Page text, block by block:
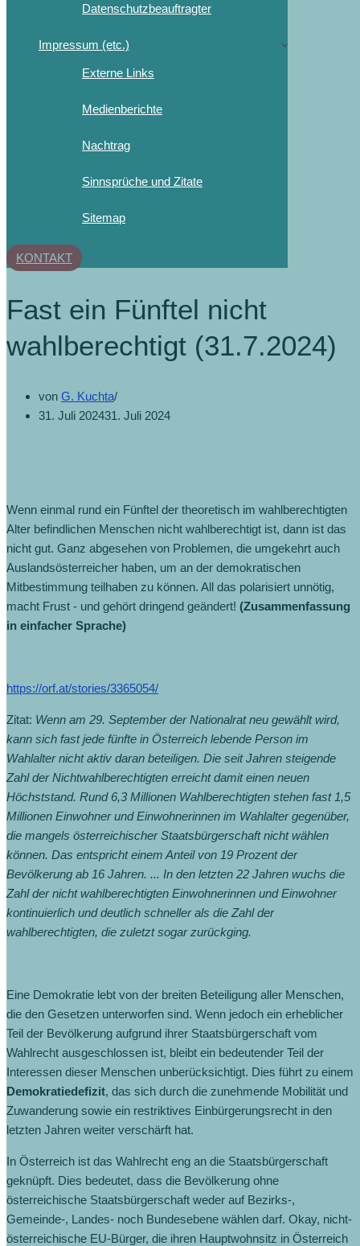
Datenschutzbeauftragter
Impressum (etc.)
Externe Links
Medienberichte
Nachtrag
Sinnsprüche und Zitate
Sitemap
KONTAKT
Fast ein Fünftel nicht
wahlberechtigt (31.7.2024)
von G. Kuchta
31. Juli 202431. Juli 2024
Wenn einmal rund ein Fünftel der theoretisch im wahlberechtigten
Alter befindlichen Menschen nicht wahlberechtigt ist, dann ist das
nicht gut. Ganz abgesehen von Problemen, die umgekehrt auch
Auslandsösterreicher haben, um an der demokratischen
Mitbestimmung teilhaben zu können. All das polarisiert unnötig,
macht Frust - und gehört dringend geändert! (Zusammenfassung
in einfacher Sprache)
https://orf.at/stories/3365054/
Zitat: Wenn am 29. September der Nationalrat neu gewählt wird,
kann sich fast jede fünfte in Österreich lebende Person im
Wahlalter nicht aktiv daran beteiligen. Die seit Jahren steigende
Zahl der Nichtwahlberechtigten erreicht damit einen neuen
Höchststand. Rund 6,3 Millionen Wahlberechtigten stehen fast 1,5
Millionen Einwohner und Einwohnerinnen im Wahlalter gegenüber,
die mangels österreichischer Staatsbürgerschaft nicht wählen
können. Das entspricht einem Anteil von 19 Prozent der
Bevölkerung ab 16 Jahren. ... In den letzten 22 Jahren wuchs die
Zahl der nicht wahlberechtigten Einwohnerinnen und Einwohner
kontinuierlich und deutlich schneller als die Zahl der
wahlberechtigten, die zuletzt sogar zurückging.
Eine Demokratie lebt von der breiten Beteiligung aller Menschen,
die den Gesetzen unterworfen sind. Wenn jedoch ein erheblicher
Teil der Bevölkerung aufgrund ihrer Staatsbürgerschaft vom
Wahlrecht ausgeschlossen ist, bleibt ein bedeutender Teil der
Interessen dieser Menschen unberücksichtigt. Dies führt zu einem
Demokratiedefizit, das sich durch die zunehmende Mobilität und
Zuwanderung sowie ein restriktives Einbürgerungsrecht in den
letzten Jahren weiter verschärft hat.
In Österreich ist das Wahlrecht eng an die Staatsbürgerschaft
geknüpft. Dies bedeutet, dass die Bevölkerung ohne
österreichische Staatsbürgerschaft weder auf Bezirks-,
Gemeinde-, Landes- noch Bundesebene wählen darf. Okay, nicht-
österreichische EU-Bürger, die ihren Hauptwohnsitz in Österreich